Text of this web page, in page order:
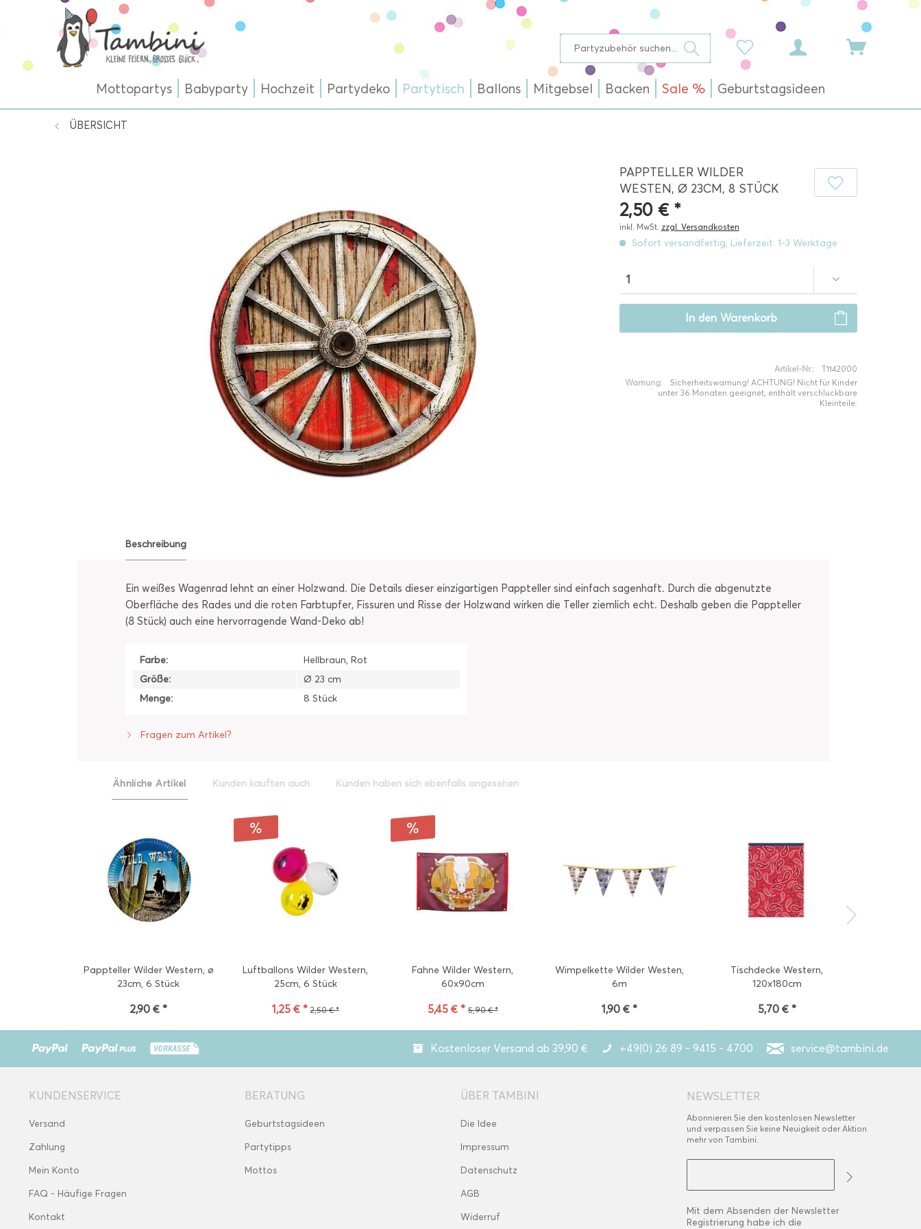
Mottopartys Babyparty Hochzeit Partydeko Partytisch Ballons Mitgebsel Backen Sale % Geburtstagsideen
ÜBERSICHT
PAPPTELLER WILDER
WESTEN, Ø 23CM, 8 STÜCK
2,50 € *
inkl. MwSt. zzgl. Versandkosten
Sofort versandfertig, Lieferzeit: 1-3 Werktage
In den Warenkorb
Artikel-Nr.:
T1142000
Warnung:
Sicherheitswarnung! ACHTUNG! Nicht für Kinder
unter 36 Monaten geeignet, enthält verschluckbare
Kleinteile.
Beschreibung
Ein weißes Wagenrad lehnt an einer Holzwand. Die Details dieser einzigartigen Pappteller sind einfach sagenhaft. Durch die abgenutzte
Oberfläche des Rades und die roten Farbtupfer, Fissuren und Risse der Holzwand wirken die Teller ziemlich echt. Deshalb geben die Pappteller
(8 Stück) auch eine hervorragende Wand-Deko ab!
Farbe:
Hellbraun, Rot
Größe:
Ø 23 cm
Menge:
8 Stück
Fragen zum Artikel?
Ähnliche Artikel Kunden kauften auch Kunden haben sich ebenfalls angesehen
Pappteller Wilder Western, ø
23cm, 6 Stück
2,90 € *
Luftballons Wilder Western,
25cm, 6 Stück
1,25 € * 2,50 € *
Fahne Wilder Western,
60x90cm
5,45 € * 5,90 € *
Wimpelkette Wilder Westen,
6m
1,90 € *
Tischdecke Western,
120x180cm
5,70 € *
Kostenloser Versand ab 39,90 € +49(0) 26 89 - 9415 - 4700 service@tambini.de
KUNDENSERVICE
Versand
Zahlung
Mein Konto
FAQ - Häufige Fragen
Kontakt
BERATUNG
Geburtstagsideen
Partytipps
Mottos
ÜBER TAMBINI
Die Idee
Impressum
Datenschutz
AGB
Widerruf
NEWSLETTER
Abonnieren Sie den kostenlosen Newsletter
und verpassen Sie keine Neuigkeit oder Aktion
mehr von Tambini.
Mit dem Absenden der Newsletter
Registrierung habe ich die